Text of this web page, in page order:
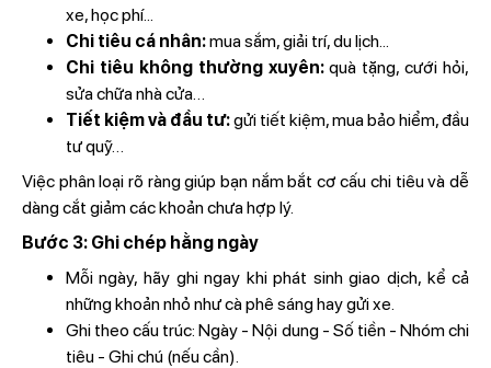
xe, học phí...
Chi tiêu cá nhân:mua sắm, giải trí, du lịch...
Chi tiêu không thường xuyên:quà tặng, cưới hỏi,
sửa chữa nhà cửa…
Tiết kiệm và đầu tư:gửi tiết kiệm, mua bảo hiểm, đầu
tư quỹ…
Việc phân loại rõ ràng giúp bạn nắm bắt cơ cấu chi tiêu và dễ
dàng cắt giảm các khoản chưa hợp lý.
Bước 3: Ghi chép hằng ngày
Mỗi ngày, hãy ghi ngay khi phát sinh giao dịch, kể cả
những khoản nhỏ như cà phê sáng hay gửi xe.
Ghi theo cấu trúc: Ngày - Nội dung - Số tiền - Nhóm chi
tiêu - Ghi chú (nếu cần).